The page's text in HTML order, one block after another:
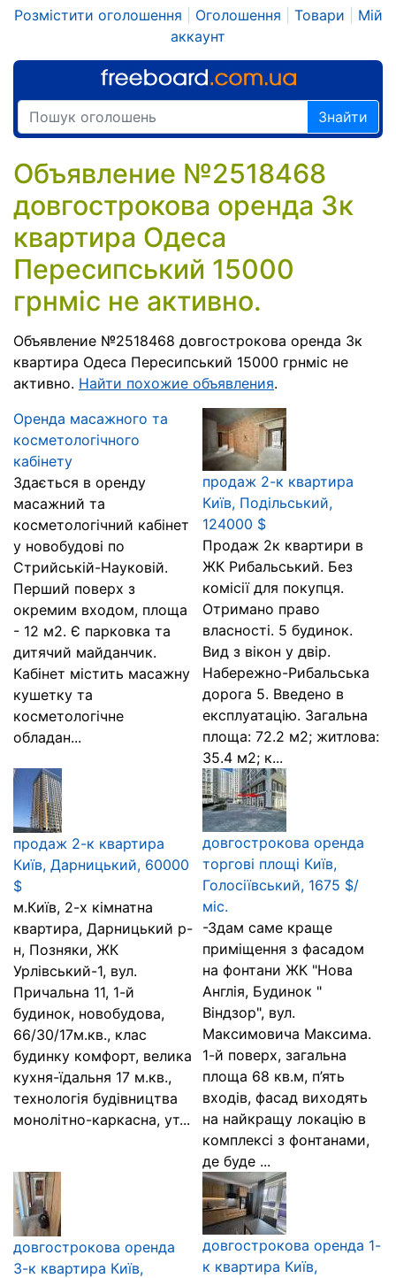
Розмістити оголошення Оголошення Товари
Мій
аккаунт
Знайти
Объявление №2518468
довгострокова оренда 3к
квартира Одеса
Пересипський 15000
грнміс не активно.
Объявление №2518468 довгострокова оренда 3к
квартира Одеса Пересипський 15000 грнміс не
активно. Найти похожие объявления.
Оренда масажного та
косметологічного
кабінету
Здається в оренду
масажний та
косметологічний кабінет
у новобудові по
Стрийській-Науковій.
Перший поверх з
окремим входом, площа
- 12 м2. Є парковка та
дитячий майданчик.
Кабінет містить масажну
кушетку та
косметологічне
обладан...
продаж 2-к квартира
Київ, Подільський,
124000 $
Продаж 2к квартири в
ЖК Рибальський. Без
комісії для покупця.
Отримано право
власності. 5 будинок.
Вид з вікон у двір.
Набережно-Рибальська
дорога 5. Введено в
експлуатацію. Загальна
площа: 72.2 м2; житлова:
35.4 м2; к...
продаж 2-к квартира
Київ, Дарницький, 60000
$
м.Київ, 2-х кімнатна
квартира, Дарницький р-
н, Позняки, ЖК
Урлівський-1, вул.
Причальна 11, 1-й
будинок, новобудова,
66/30/17м.кв., клас
будинку комфорт, велика
кухня-їдальня 17 м.кв.,
технологія будівництва
монолітно-каркасна, ут...
довгострокова оренда
торгові площі Київ,
Голосіївський, 1675 $/
міс.
-Здам саме краще
приміщення з фасадом
на фонтани ЖК "Нова
Англія, Будинок "
Віндзор", вул.
Максимовича Максима.
1-й поверх, загальна
площа 68 кв.м, п’ять
входів, фасад виходять
на найкращу локацію в
комплексі з фонтанами,
де буде ...
довгострокова оренда
3-к квартира Київ,
довгострокова оренда 1-
к квартира Київ,